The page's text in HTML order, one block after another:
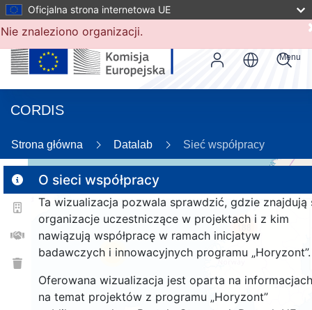
Oficjalna strona internetowa UE
CORDIS
Menu
Strona główna Datalab Sieć współpracy
O sieci współpracy
Ta wizualizacja pozwala sprawdzić, gdzie znajdują
organizacje uczestniczące w projektach i z kim
nawiązują współpracę w ramach inicjatyw
badawczych i innowacyjnych programu „Horyzont”.
Oferowana wizualizacja jest oparta na informacjach
na temat projektów z programu „Horyzont”
26
188
Nie znaleziono organizacji.